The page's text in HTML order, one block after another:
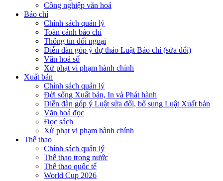
Công nghiệp văn hoá
Báo chí
Chính sách quản lý
Toàn cảnh báo chí
Thông tin đối ngoại
Diễn đàn góp ý dự thảo Luật Báo chí (sửa đổi)
Văn hoá số
Xử phạt vi phạm hành chính
Xuất bản
Chính sách quản lý
Đời sống Xuất bản, In và Phát hành
Diễn đàn góp ý Luật sửa đổi, bổ sung Luật Xuất bản
Văn hoá đọc
Đọc sách
Xử phạt vi phạm hành chính
Thể thao
Chính sách quản lý
Thể thao trong nước
Thể thao quốc tế
World Cup 2026